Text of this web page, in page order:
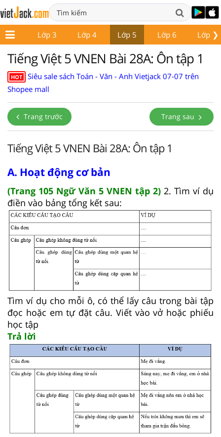
❯
2 Lớp 3 Lớp 4 Lớp 5 Lớp 6 Lớp 7
Tiếng Việt 5 VNEN Bài 28A: Ôn tập 1
HOT
Siêu sale sách Toán - Văn - Anh Vietjack 07-07 trên
Shopee mall
Trang trước Trang sau
Tiếng Việt 5 VNEN Bài 28A: Ôn tập 1
A. Hoạt động cơ bản
(Trang 105 Ngữ Văn 5 VNEN tập 2) 2. Tìm ví dụ
điền vào bảng tổng kết sau:
Tìm ví dụ cho mỗi ô, có thể lấy câu trong bài tập
đọc hoặc em tự đặt câu. Viết vào vở hoặc phiếu
học tập
Trả lời